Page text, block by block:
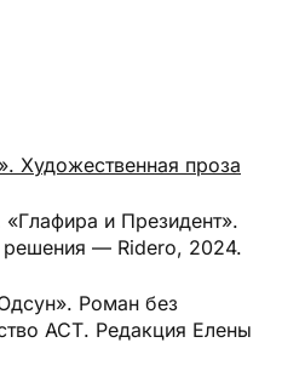
Художественная проза
и Президент».
решения — Ridero, 2024.
Роман без
АСТ. Редакция Елены